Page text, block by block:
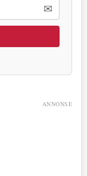
✉
ANNONSE